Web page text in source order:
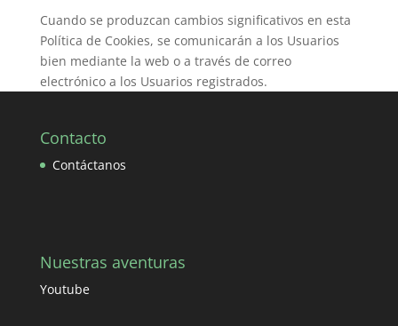
Cuando se produzcan cambios significativos en esta
Política de Cookies, se comunicarán a los Usuarios
bien mediante la web o a través de correo
electrónico a los Usuarios registrados.
Contacto
Contáctanos
Nuestras aventuras
Youtube